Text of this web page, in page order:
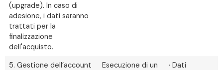
(upgrade). In caso di
adesione, i dati saranno
trattati per la
finalizzazione
dell'acquisto.
5. Gestione dell’account
Esecuzione di un
· Dati